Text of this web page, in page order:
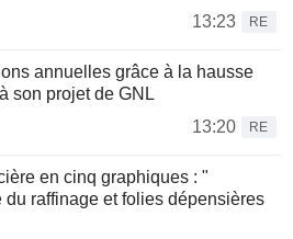
13:23
RE
annuelles grâce à la hausse
son projet de GNL
13:20
RE
en cinq graphiques : "
du raffinage et folies dépensières